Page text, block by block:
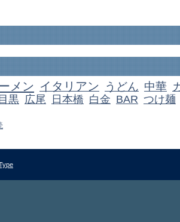
メン イタリアン うどん 中華
黒 広尾 日本橋 白金 BAR つけ麺